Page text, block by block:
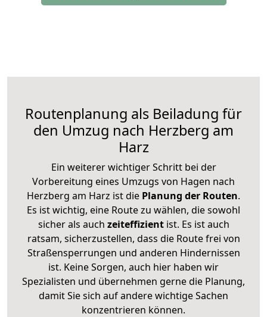
Routenplanung als Beiladung für
den Umzug nach Herzberg am
Harz
Ein weiterer wichtiger Schritt bei der
Vorbereitung eines Umzugs von Hagen nach
Herzberg am Harz ist die Planung der Routen.
Es ist wichtig, eine Route zu wählen, die sowohl
sicher als auch zeiteffizientist. Es ist auch
ratsam, sicherzustellen, dass die Route frei von
Straßensperrungen und anderen Hindernissen
ist. Keine Sorgen, auch hier haben wir
Spezialisten und übernehmen gerne die Planung,
damit Sie sich auf andere wichtige Sachen
konzentrieren können.